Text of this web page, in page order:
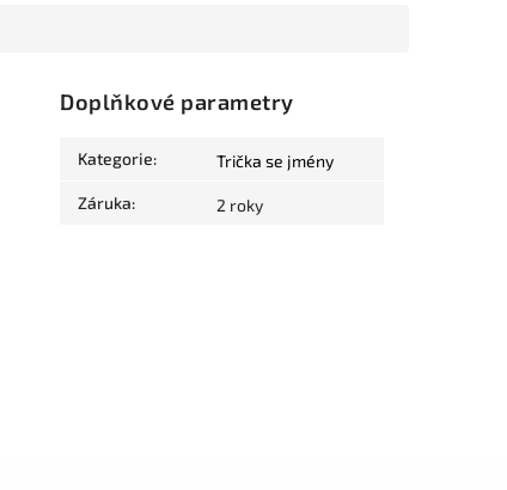
Doplňkové parametry
Kategorie: Trička se jmény
Záruka: 2 roky